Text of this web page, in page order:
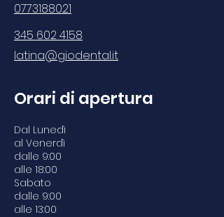
0773188021
345 602 4158
latina@giodental.it
Orari di apertura
Dal Lunedì
al Venerdì
dalle 9:00
alle 18:00
Sabato
dalle 9:00
alle 13:00